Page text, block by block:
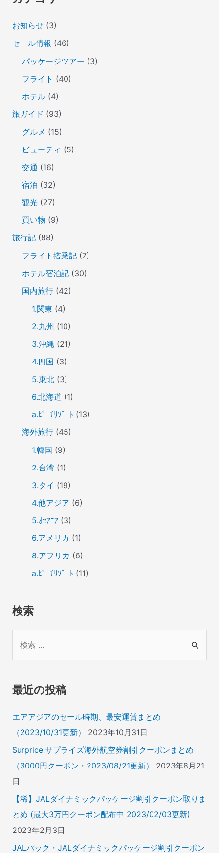
お知らせ(3)
セール情報 (46)
パッケージツアー (3)
フライト (40)
ホテル(4)
旅ガイド (93)
グルメ (15)
ビューティ (5)
交通 (16)
宿泊 (32)
観光(27)
買い物 (9)
旅行記(88)
フライト搭乗記(7)
ホテル宿泊記(30)
国内旅行(42)
1.関東 (4)
2.九州 (10)
3.沖縄(21)
4.四国 (3)
5.東北(3)
6.北海道 (1)
a.ﾋﾞｰﾁﾘｿﾞｰﾄ (13)
海外旅行(45)
1.韓国 (9)
2.台湾(1)
3.タイ (19)
4.他アジア (6)
5.ｵｾｱﾆｱ(3)
6.アメリカ (1)
8.アフリカ (6)
a.ﾋﾞｰﾁﾘｿﾞｰﾄ (11)
検索
象
最近の投稿
エアアジアのセール時期、最安運賃まとめ
（2023/10/31更新）
2023年10月31日
Surprice!サプライズ海外航空券割引クーポンまとめ
（3000円クーポン・2023/08/21更新）
2023年8月21
日
【稀】JALダイナミックパッケージ割引クーポン取りま
とめ (最大3万円クーポン配布中 2023/02/03更新)
2023年2月3日
JALパック・JALダイナミックパッケージ割引クーポン